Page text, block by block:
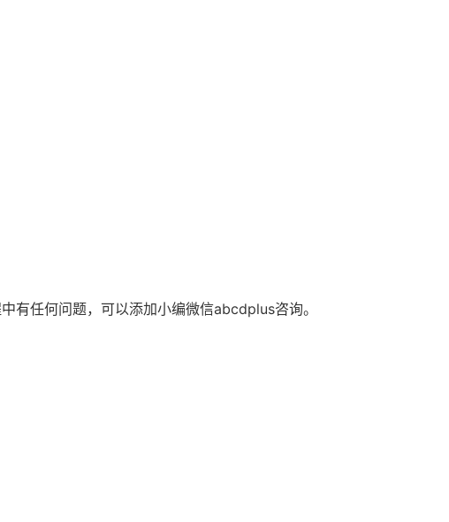
有任何问题，可以添加小编微信abcdplus咨询。